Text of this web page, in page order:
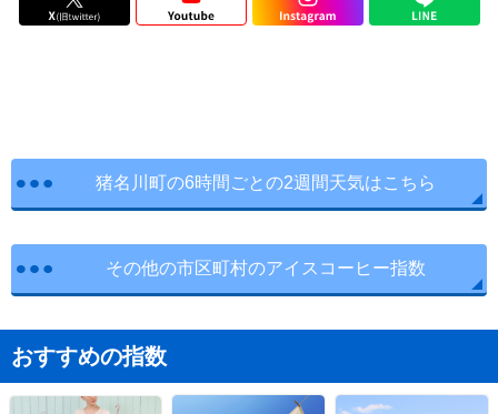
猪名川町の6時間ごとの2週間天気はこちら
その他の市区町村のアイスコーヒー指数
おすすめの指数